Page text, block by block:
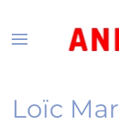
Accéder au
Loïc